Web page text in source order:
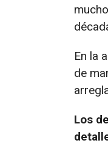
En la
de
Los